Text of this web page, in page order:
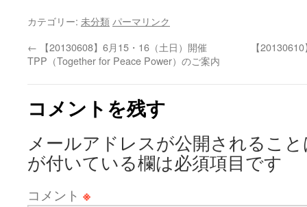
カテゴリー: 未分類 パーマリンク
← 【20130608】6月15・16（土日）開催
TPP（Together for Peace Power）のご案内
【
コメントを残す
メールアドレスが公開されるこ
が付いている欄は必須項目です
コメント ※